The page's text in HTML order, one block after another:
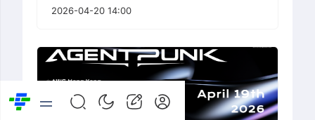
2026-04-20 14:00